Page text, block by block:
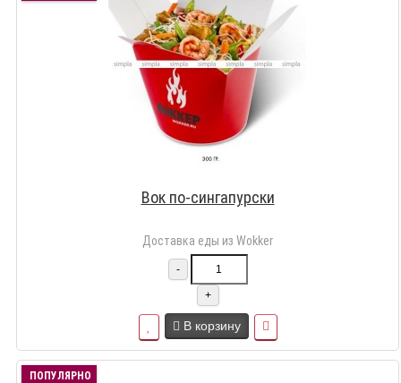
Вок по-сингапурски
Доставка еды из Wokker
-
+
В корзину
ПОПУЛЯРНО